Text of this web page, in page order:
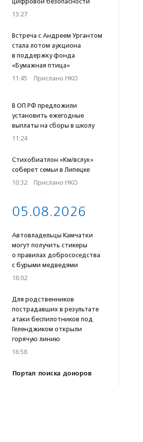
13:27
Встреча с Андреем Ургантом
стала лотом аукциона
в поддержку фонда
«Бумажная птица»
11:45 · Прислано НКО
В ОП РФ предложили
установить ежегодные
выплаты на сборы в школу
11:24
Стихобиатлон «Км/вслух»
соберет семьи в Липецке
10:32 · Прислано НКО
05.08.2026
Автовладельцы Камчатки
могут получить стикеры
о правилах добрососедства
с бурыми медведями
18:02
Для родственников
пострадавших в результате
атаки беспилотников под
Геленджиком открыли
горячую линию
16:58
Портал поиска доноров